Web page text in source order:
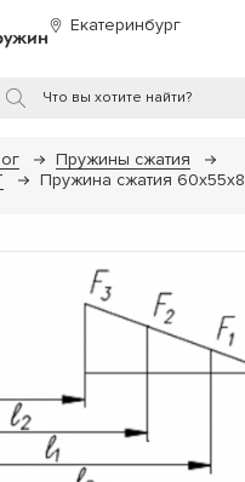
Екатеринбург
Пружины сжатия
Пружина сжатия 60х55х8